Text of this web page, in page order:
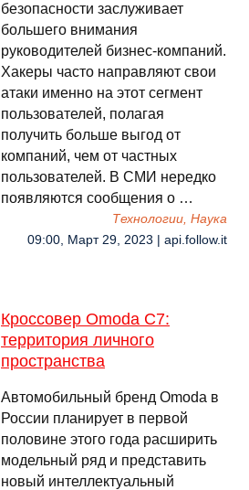
безопасности заслуживает
большего внимания
руководителей бизнес-компаний.
Хакеры часто направляют свои
атаки именно на этот сегмент
пользователей, полагая
получить больше выгод от
компаний, чем от частных
пользователей. В СМИ нередко
появляются сообщения о …
Технологии, Наука
09:00, Март 29, 2023 | api.follow.it
Кроссовер Omoda C7:
территория личного
пространства
Автомобильный бренд Omoda в
России планирует в первой
половине этого года расширить
модельный ряд и представить
новый интеллектуальный